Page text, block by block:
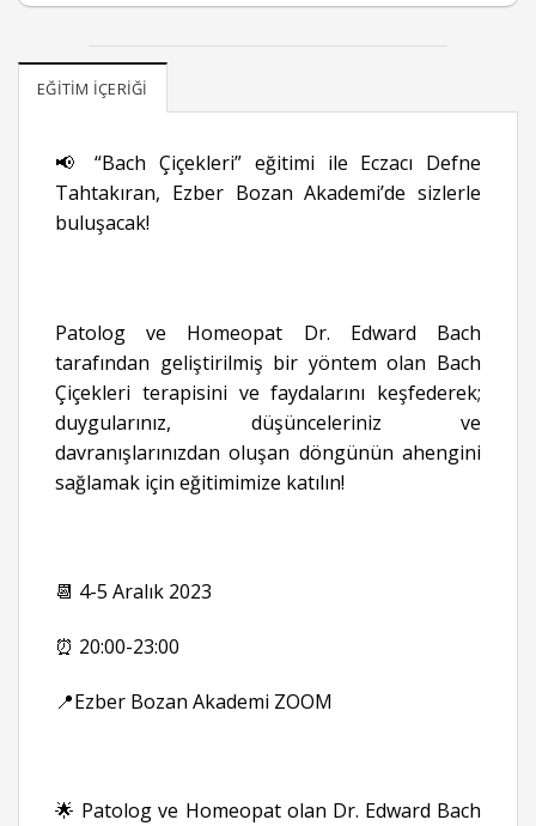
EĞITIM İÇERIĞI
📢 “Bach Çiçekleri” eğitimi ile Eczacı Defne
Tahtakıran, Ezber Bozan Akademi’de sizlerle
buluşacak!
Patolog ve Homeopat Dr. Edward Bach
tarafından geliştirilmiş bir yöntem olan Bach
Çiçekleri terapisini ve faydalarını keşfederek;
duygularınız, düşünceleriniz ve
davranışlarınızdan oluşan döngünün ahengini
sağlamak için eğitimimize katılın!
📆 4-5 Aralık 2023
⏰ 20:00-23:00
📍Ezber Bozan Akademi ZOOM
🌟 Patolog ve Homeopat olan Dr. Edward Bach